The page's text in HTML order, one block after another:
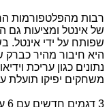
רבות מהפלטפורמות
של אינטל ומציעות גם
שפותח על ידי אינטל.
היא חיבור מהיר כברק
נתונים כגון עריכת וידיאו
משחקים יפיקו תועלת